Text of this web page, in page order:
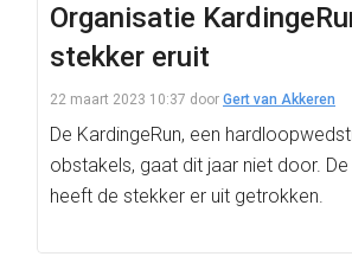
Organisatie
stekker eruit
22 maart 2023 10:37 door Gert van Akkeren
De KardingeRun, een
obstakels, gaat dit jaar niet door.
heeft de stekker er uit getrokken.